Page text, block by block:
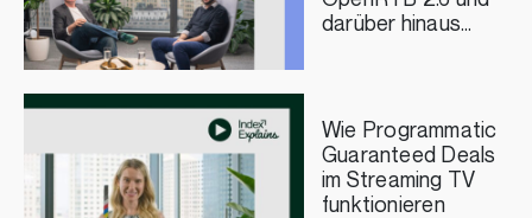
darüber hinaus
Wie Programmatic
Guaranteed Deals
im Streaming TV
funktionieren